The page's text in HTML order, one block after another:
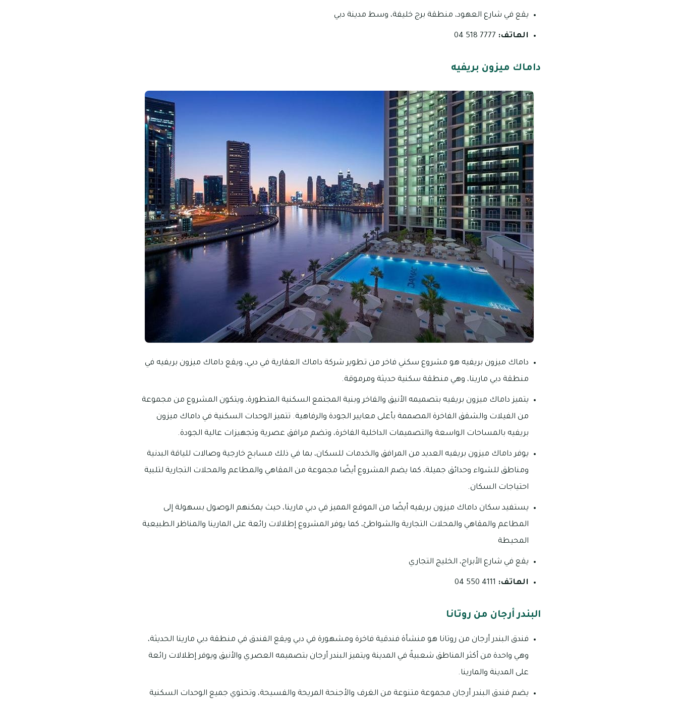
يقع في شارع العهود، منطقة برج خليفة، وسط مدينة دبي
الهاتف:
داماك ميزون بريفيه
داماك ميزون بريفيه هو مشروع سكني فاخر من تطوير شركة داماك العقارية في دبي، ويقع داماك ميزون بريفيه في
منطقة دبي مارينا، وهي منطقة سكنية حديثة ومرموقة.
يتميز داماك ميزون بريفيه بتصميمه الأنيق والفاخر وبنية المجتمع السكنية المتطورة، ويتكون المشروع من مجموعة
من الفيلات والشقق الفاخرة المصممة بأعلى معايير الجودة والرفاهية. تتميز الوحدات السكنية في داماك ميزون
بريفيه بالمساحات الواسعة والتصميمات الداخلية الفاخرة، وتضم مرافق عصرية وتجهيزات عالية الجودة.
يوفر داماك ميزون بريفيه العديد من المرافق والخدمات للسكان، بما في ذلك مسابح خارجية وصالات للياقة البدنية
ومناطق للشواء وحدائق جميلة، كما يضم المشروع أيضًا مجموعة من المقاهي والمطاعم والمحلات التجارية لتلبية
احتياجات السكان.
يستفيد سكان داماك ميزون بريفيه أيضًا من الموقع المميز في دبي مارينا، حيث يمكنهم الوصول بسهولة إلى
المطاعم والمقاهي والمحلات التجارية والشواطئ، كما يوفر المشروع إطلالات رائعة على المارينا والمناظر الطبيعية
المحيطة
يقع في شارع الأبراج، الخليج التجاري
الهاتف:
البندر أرجان من روتانا
فندق البندر أرجان من روتانا هو منشأة فندقية فاخرة ومشهورة في دبي ويقع الفندق في منطقة دبي مارينا الحديثة،
وهي واحدة من أكثر المناطق شعبيةً في المدينة ويتميز البندر أرجان بتصميمه العصري والأنيق ويوفر إطلالات رائعة
على المدينة والمارينا.
يضم فندق البندر أرجان مجموعة متنوعة من الغرف والأجنحة المريحة والفسيحة، وتحتوي جميع الوحدات السكنية